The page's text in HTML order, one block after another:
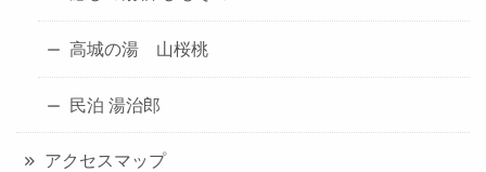
高城の湯 山桜桃
民泊 湯治郎
アクセスマップ